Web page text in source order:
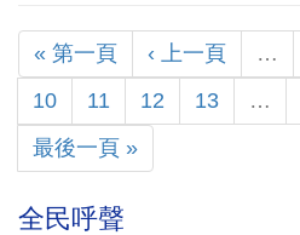
« 第一頁 ‹ 上一頁 …
10
11 12 13 …
最後一頁 »
全民呼聲